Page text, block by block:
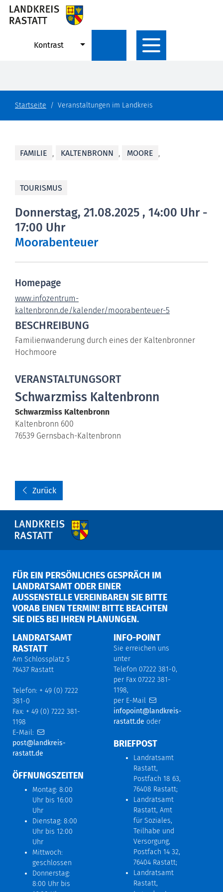
Kontrast
Startseite Veranstaltungen im Landkreis
FAMILIE , KALTENBRONN , MOORE ,
TOURISMUS
Donnerstag, 21.08.2025 , 14:00 Uhr -
17:00 Uhr
Moorabenteuer
Homepage
www.infozentrum-
kaltenbronn.de/kalender/moorabenteuer-5
BESCHREIBUNG
Familienwanderung durch eines der Kaltenbronner
Hochmoore
VERANSTALTUNGSORT
Schwarzmiss Kaltenbronn
Schwarzmiss Kaltenbronn
Kaltenbronn 600
76539 Gernsbach-Kaltenbronn
Zurück
FÜR EIN PERSÖNLICHES GESPRÄCH IM
LANDRATSAMT ODER EINER
AUSSENSTELLE VEREINBAREN SIE BITTE V
ORAB EINEN TERMIN! BITTE BEACHTEN S
IE DIES BEI IHREN PLANUNGEN.
LANDRATSAMT
RASTATT
Am Schlossplatz 5
76437 Rastatt
Telefon: + 49 (0) 7222
381-0
Fax: + 49 (0) 7222 381-
1198
E-Mail:
post@landkreis-
rastatt.de
ÖFFNUNGSZEITEN
Montag: 8:00
Uhr bis 16:00
Uhr
Dienstag: 8:00
Uhr bis 12:00
Uhr
Mittwoch:
geschlossen
Donnerstag:
8:00 Uhr bis
INFO-POINT
Sie erreichen uns
unter
Telefon 07222 381-0,
per Fax 07222 381-
1198,
per E-Mail
infopoint@landkreis-
rastatt.de oder
BRIEFPOST
Landratsamt
Rastatt,
Postfach 18 63,
76408 Rastatt;
Landratsamt
Rastatt, Amt
für Soziales,
Teilhabe und
Versorgung,
Postfach 14 32,
76404 Rastatt;
Landratsamt
Rastatt,